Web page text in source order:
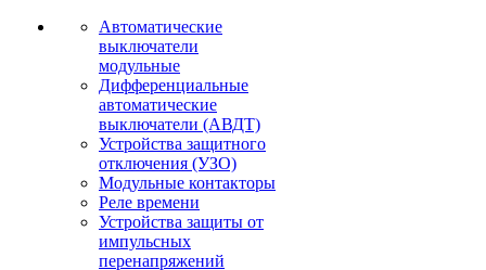
Автоматические
выключатели
модульные
Дифференциальные
автоматические
выключатели (АВДТ)
Устройства защитного
отключения (УЗО)
Модульные контакторы
Реле времени
Устройства защиты от
импульсных
перенапряжений